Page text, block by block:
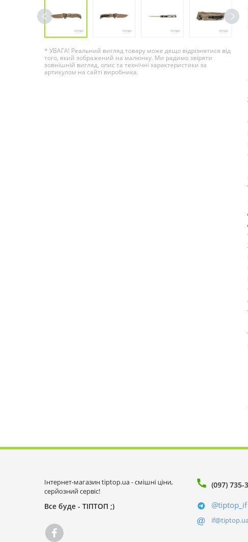
* УВАГА! Реальний вигляд товару може дещо відрізнятися від
того, який зображений на малюнку. Ми радимо звіряти
зовнішній вигляд, опис та технічні характеристики за
артикулом на сайті виробника.
Інтернет-магазин tiptop.ua - смішні ціни,
серйозний сервіс!
Все буде - ТІПТОП ;)
(097) 735-
@tiptop_if